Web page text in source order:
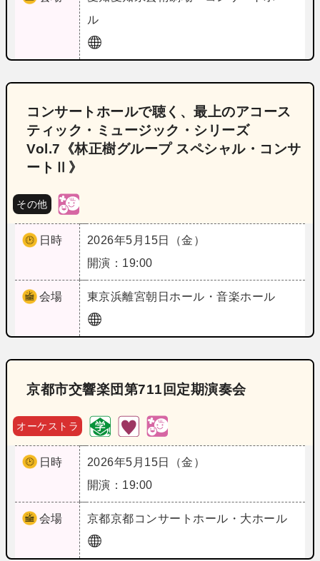
ル
コンサートホールで聴く、最上のアコース
ティック・ミュージック・シリーズ
Vol.7《林正樹グループ スペシャル・コンサ
ートⅡ》
その他
日時
2026年5月15日（金）
開演：19:00
会場 東京浜離宮朝日ホール・音楽ホール
京都市交響楽団第711回定期演奏会
オーケストラ
日時
2026年5月15日（金）
開演：19:00
会場 京都京都コンサートホール・大ホール